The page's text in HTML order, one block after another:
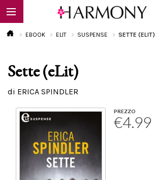
EBOOK
Calendario
EBOOK ELIT SUSPENSE SETTE (ELIT)
Sette (eLit)
di ERICA SPINDLER
PREZZO
€4.99